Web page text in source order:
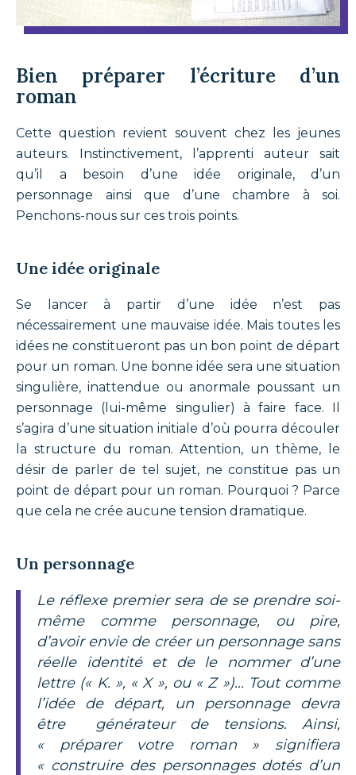
Bien préparer l’écriture d’un
roman
Cette question revient souvent chez les jeunes
auteurs. Instinctivement, l’apprenti auteur sait
qu’il a besoin d’une idée originale, d’un
personnage ainsi que d’une chambre à soi.
Penchons-nous sur ces trois points.
Une idée originale
Se lancer à partir d’une idée n’est pas
nécessairement une mauvaise idée. Mais toutes les
idées ne constitueront pas un bon point de départ
pour un roman. Une bonne idée sera une situation
singulière, inattendue ou anormale poussant un
personnage (lui-même singulier) à faire face. Il
s’agira d’une situation initiale d’où pourra découler
la structure du roman. Attention, un thème, le
désir de parler de tel sujet, ne constitue pas un
point de départ pour un roman. Pourquoi ? Parce
que cela ne crée aucune tension dramatique.
Un personnage
Le réflexe premier sera de se prendre soi-
même comme personnage, ou pire,
d’avoir envie de créer un personnage sans
réelle identité et de le nommer d’une
lettre (« K. », « X », ou « Z »)… Tout comme
l’idée de départ, un personnage devra
être générateur de tensions. Ainsi,
« préparer votre roman » signifiera
« construire des personnages dotés d’un